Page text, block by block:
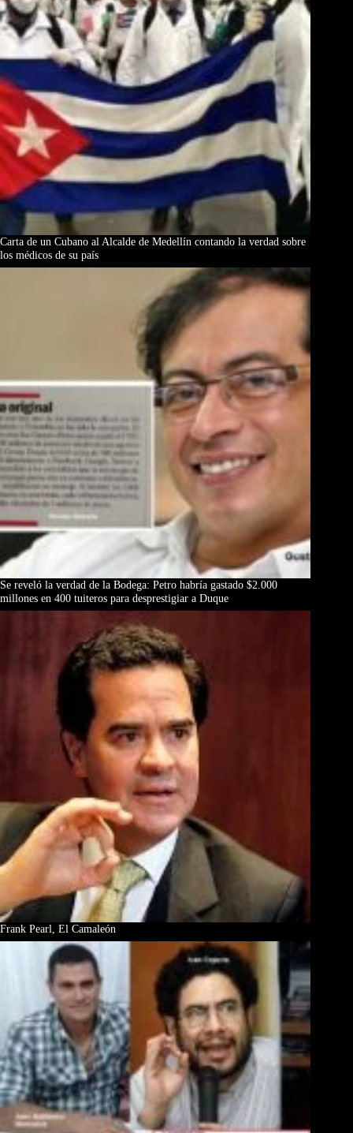
Carta de un Cubano al Alcalde de Medellín contando la verdad sobre
los médicos de su país
Se reveló la verdad de la Bodega: Petro habría gastado $2.000
millones en 400 tuiteros para desprestigiar a Duque
Frank Pearl, El Camaleón